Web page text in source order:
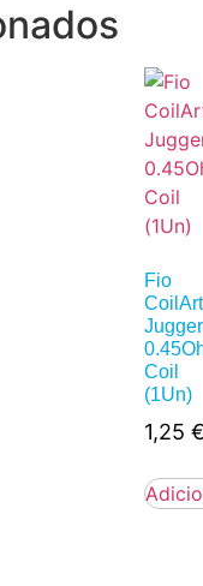
Fio
CoilArt
Coil
(1Un)
1,25 €